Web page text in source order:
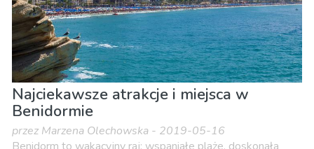
Najciekawsze atrakcje i miejsca w
Benidormie
przez Marzena Olechowska - 2019-05-16